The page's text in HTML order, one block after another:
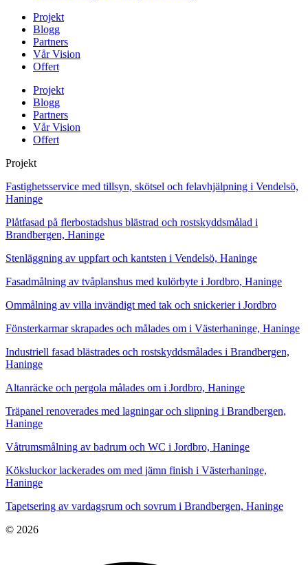
Projekt
Blogg
Partners
Vår Vision
Offert
Projekt
Blogg
Partners
Vår Vision
Offert
Projekt
Fastighetsservice med tillsyn, skötsel och felavhjälpning i Vendelsö,
Haninge
Plåtfasad på flerbostadshus blästrad och rostskyddsmålad i
Brandbergen, Haninge
Stenläggning av uppfart och kantsten i Vendelsö, Haninge
Fasadmålning av tvåplanshus med kulörbyte i Jordbro, Haninge
Ommålning av villa invändigt med tak och snickerier i Jordbro
Fönsterkarmar skrapades och målades om i Västerhaninge, Haninge
Industriell fasad blästrades och rostskyddsmålades i Brandbergen,
Haninge
Altanräcke och pergola målades om i Jordbro, Haninge
Träpanel renoverades med lagningar och slipning i Brandbergen,
Haninge
Våtrumsmålning av badrum och WC i Jordbro, Haninge
Köksluckor lackerades om med jämn finish i Västerhaninge,
Haninge
Tapetsering av vardagsrum och sovrum i Brandbergen, Haninge
© 2026